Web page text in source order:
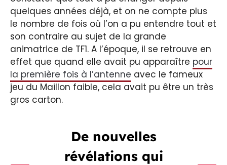
quelques années déjà, et on ne compte plus
le nombre de fois où l’on a pu entendre tout et
son contraire au sujet de la grande
animatrice de TF1. A l’époque, il se retrouve en
effet que quand elle avait pu apparaître pour
la première fois à l’antenne avec le fameux
jeu du Maillon faible, cela avait pu être un très
gros carton.
De nouvelles
révélations qui